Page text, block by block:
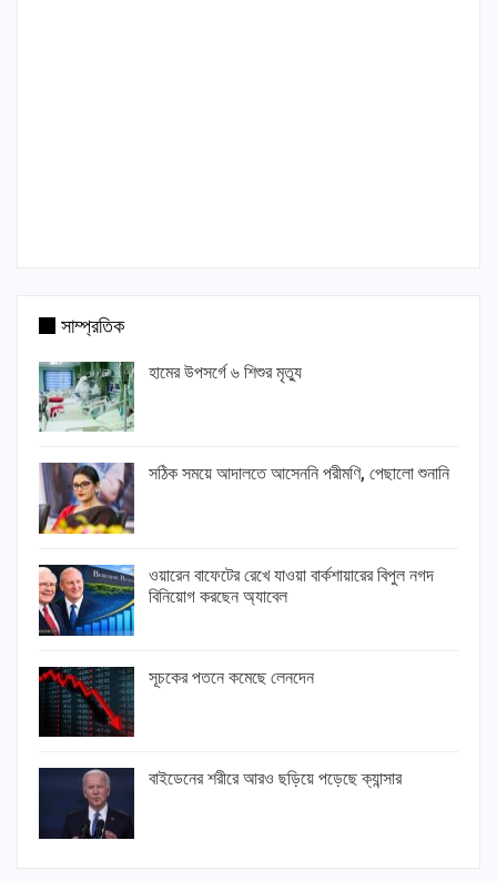
সাম্প্রতিক
হামের উপসর্গে ৬ শিশুর মৃত্যু
সঠিক সময়ে আদালতে আসেননি পরীমণি, পেছালো শুনানি
ওয়ারেন বাফেটের রেখে যাওয়া বার্কশায়ারের বিপুল নগদ
বিনিয়োগ করছেন অ্যাবেল
সূচকের পতনে কমেছে লেনদেন
বাইডেনের শরীরে আরও ছড়িয়ে পড়েছে ক্যান্সার